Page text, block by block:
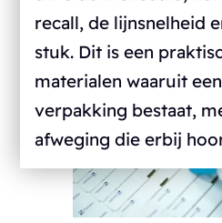
recall, de lijnsnelheid
stuk. Dit is een
materialen waaruit
verpakking bestaat,
afweging die erbij